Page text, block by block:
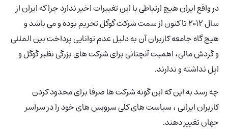
در واقع ایران هیچ ارتباطی با این تغییرات اخیر ندارد چرا که ایران از
سال 2012 تا کنون از سمت شرکت گوگل تحریم بوده و می باشد و
هیچ گاه جامعه کاربران آن به دلیل عدم توانایی پرداخت بین المللی
و گردش مالی، اهمیت آنچنانی برای شرکت های بزرگی نظیر گوگل و
اپل نداشته و ندارند.
چه رسد به این که این گونه شرکت ها صرفا برای محدود کردن
کاربران ایرانی ، سیاست های کلی سرویس های خود را در سراسر
جهان تغییر دهند.